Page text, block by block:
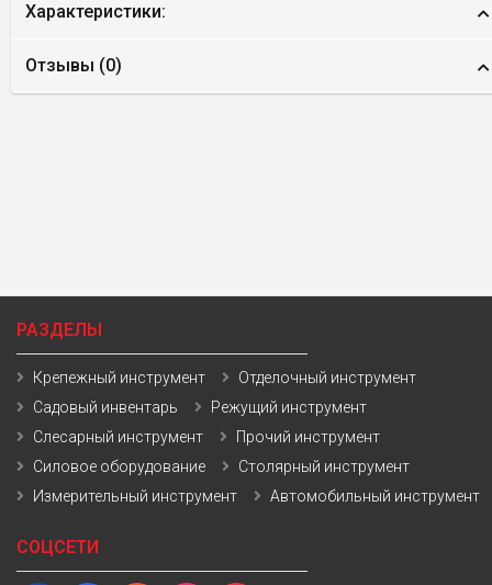
Характеристики:
Отзывы (0)
РАЗДЕЛЫ
Крепежный инструмент
Отделочный инструмент
Садовый инвентарь
Режущий инструмент
Слесарный инструмент
Прочий инструмент
Силовое оборудование
Столярный инструмент
Измерительный инструмент
Автомобильный инструмент
СОЦСЕТИ